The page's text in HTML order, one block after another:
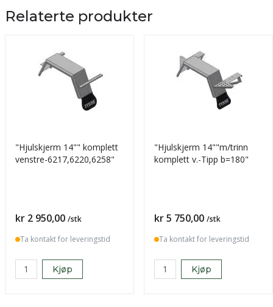
Relaterte produkter
"Hjulskjerm 14"" komplett
venstre-6217,6220,6258"
Pris
kr 2 950,00 /stk
Ta kontakt for leveringstid
Kjøp
"Hjulskjerm 14""m/trinn
komplett v.-Tipp b=180"
Pris
kr 5 750,00 /stk
Ta kontakt for leveringstid
Kjøp